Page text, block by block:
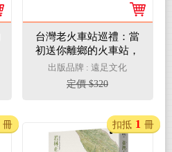
台灣老火車站巡禮：當
初送你離鄉的火車站，
如今還在嗎？
出版品牌 : 遠足文化
定價 $320
冊 扣抵 1 冊